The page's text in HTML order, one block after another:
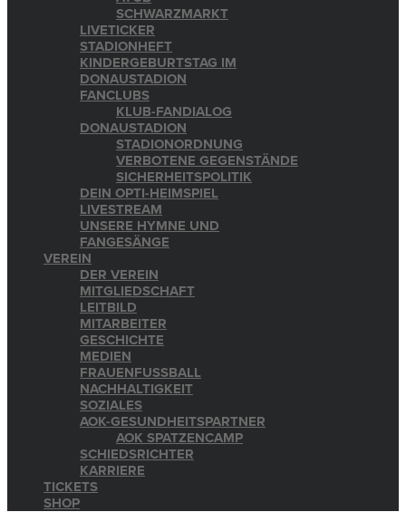
SCHWARZMARKT
LIVETICKER
STADIONHEFT
KINDERGEBURTSTAG IM
DONAUSTADION
FANCLUBS
KLUB-FANDIALOG
DONAUSTADION
STADIONORDNUNG
VERBOTENE GEGENSTÄNDE
SICHERHEITSPOLITIK
DEIN OPTI-HEIMSPIEL
LIVESTREAM
UNSERE HYMNE UND
FANGESÄNGE
VEREIN
DER VEREIN
MITGLIEDSCHAFT
LEITBILD
MITARBEITER
GESCHICHTE
MEDIEN
FRAUENFUSSBALL
NACHHALTIGKEIT
SOZIALES
AOK-GESUNDHEITSPARTNER
AOK SPATZENCAMP
SCHIEDSRICHTER
KARRIERE
TICKETS
SHOP